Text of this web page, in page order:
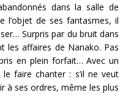
dans la salle de
l’objet de ses fantasmes, il
Surpris par du bruit dans
les affaires de Nanako. Pas
en plein forfait… Avec un
faire chanter : s’il ne veut
à ses ordres, même les plus